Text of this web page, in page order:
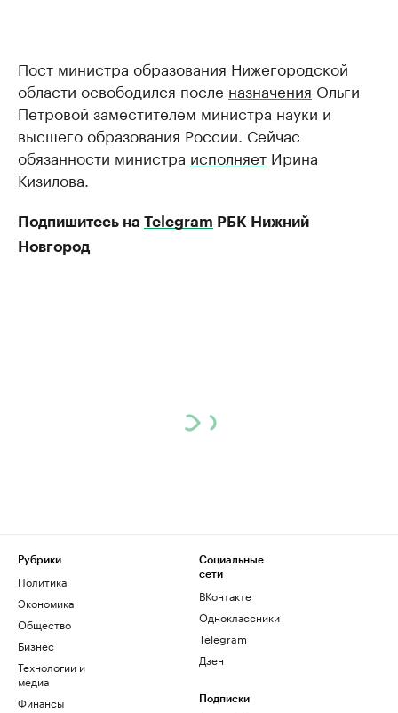
Пост министра образования Нижегородской
области освободился после назначения Ольги
Петровой заместителем министра науки и
высшего образования России. Сейчас
обязанности министра исполняет Ирина
Кизилова.
Подпишитесь на Telegram РБК Нижний
Новгород
Рубрики
Политика
Экономика
Общество
Бизнес
Технологии и
медиа
Финансы
Социальные
сети
ВКонтакте
Одноклассники
Telegram
Дзен
Подписки